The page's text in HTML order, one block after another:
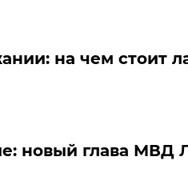
на чем стоит
новый глава МВД